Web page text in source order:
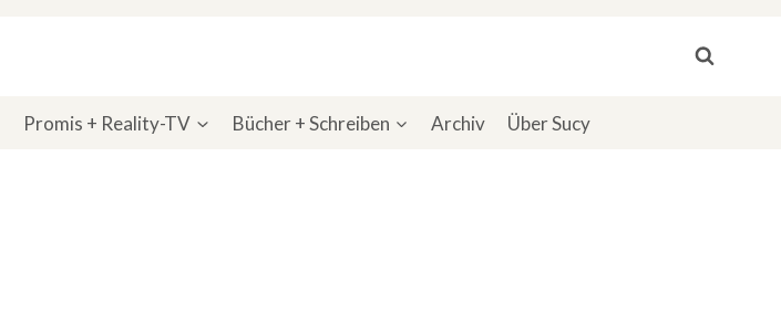
Promis + Reality-TV Bücher + Schreiben Archiv Über Sucy